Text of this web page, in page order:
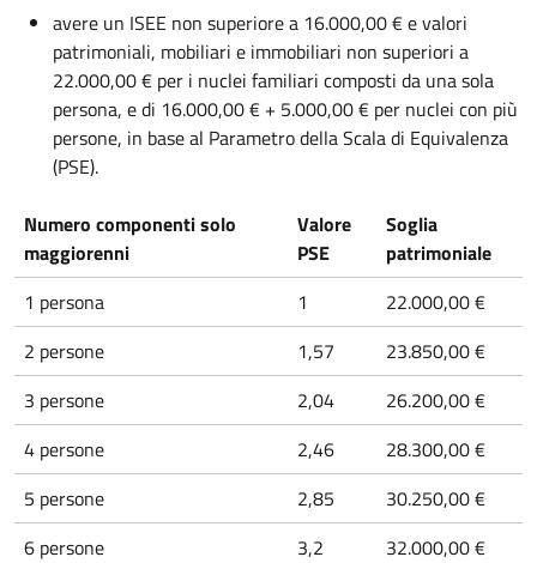
avere un ISEE non superiore a 16.000,00 € e valori
patrimoniali, mobiliari e immobiliari non superiori a
22.000,00 € per i nuclei familiari composti da una sola
persona, e di 16.000,00 € + 5.000,00 € per nuclei con più
persone, in base al Parametro della Scala di Equivalenza
(PSE).
Numero componenti solo
maggiorenni
Valore
PSE
Soglia
patrimoniale
1 persona
1
22.000,00 €
2 persone
1,57
23.850,00 €
3 persone
2,04
26.200,00 €
4 persone
2,46
28.300,00 €
5 persone
2,85
30.250,00 €
6 persone
3,2 32.000,00 €